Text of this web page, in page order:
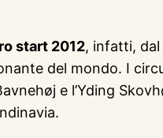
start 2012, infatti, dal
del mondo. I
e l’Yding